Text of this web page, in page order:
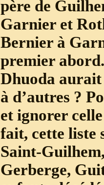
père de
Garnier et
Bernier à
premier
Dhuoda aurait
à d’autres ?
et ignorer
fait, cette liste
Saint-
Gerberge,